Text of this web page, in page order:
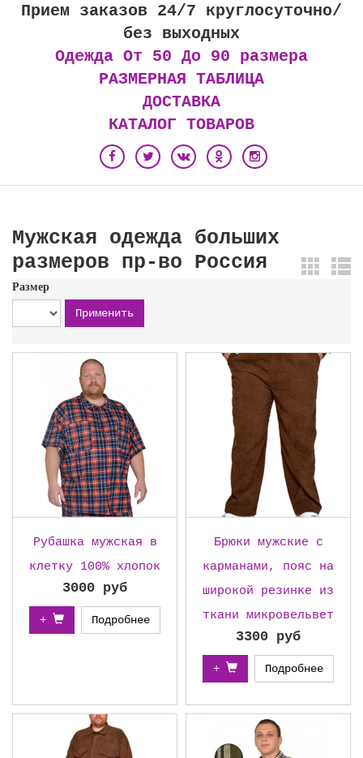
Прием заказов 24/7 круглосуточно/
без выходных
Одежда От 50 До 90 размера
РАЗМЕРНАЯ ТАБЛИЦА
ДОСТАВКА
КАТАЛОГ ТОВАРОВ
Мужская одежда больших
размеров пр-во Россия
Размер
Рубашка мужская в
клетку 100% хлопок
3000 руб
+ Подробнее
Брюки мужские с
карманами, пояс на
широкой резинке из
ткани микровельвет
3300 руб
+ Подробнее